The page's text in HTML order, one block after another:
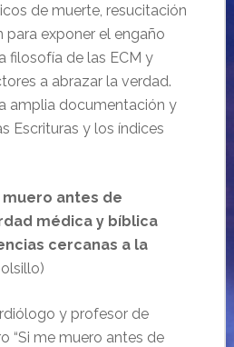
de muerte, resucitación
para exponer el engaño
filosofía de las ECM y
a abrazar la verdad.
amplia documentación y
Escrituras y los índices
muero antes de
médica y bíblica
cercanas a la
y profesor de
“Si me muero antes de